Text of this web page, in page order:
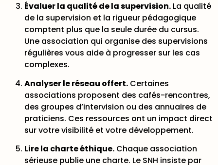
Évaluer la qualité de la supervision. La qualité
de la supervision et la rigueur pédagogique
comptent plus que la seule durée du cursus.
Une association qui organise des supervisions
régulières vous aide à progresser sur les cas
complexes.
Analyser le réseau offert. Certaines
associations proposent des cafés-rencontres,
des groupes d’intervision ou des annuaires de
praticiens. Ces ressources ont un impact direct
sur votre visibilité et votre développement.
Lire la charte éthique. Chaque association
sérieuse publie une charte. Le SNH insiste par